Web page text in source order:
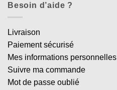
Besoin d’aide ?
Livraison
Paiement sécurisé
Mes informations personnelles
Suivre ma commande
Mot de passe oublié